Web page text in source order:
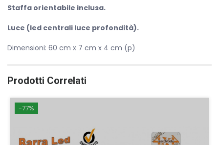
Staffa orientabile inclusa.
Luce (led centrali luce profondità).
Dimensioni: 60 cm x 7 cm x 4 cm (p)
Prodotti Correlati
-77%